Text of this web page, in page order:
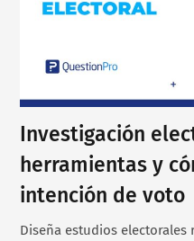
Investigación
herramientas y
intención de voto
Diseña estudios